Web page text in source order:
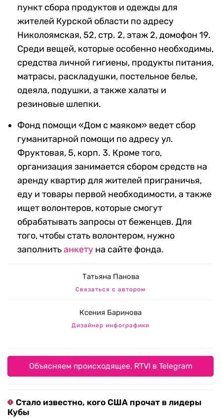
пункт сбора продуктов и одежды для
жителей Курской области по адресу
Николоямская, 52, стр. 2, этаж 2, домофон 19.
Среди вещей, которые особенно необходимы,
средства личной гигиены, продукты питания,
матрасы, раскладушки, постельное белье,
одеяла, подушки, а также халаты и
резиновые шлепки.
Фонд помощи «Дом с маяком» ведет сбор
гуманитарной помощи по адресу ул.
Фруктовая, 5, корп. 3. Кроме того,
организация занимается сбором средств на
аренду квартир для жителей приграничья,
еду и товары первой необходимости, а также
ищет волонтеров, которые смогут
обрабатывать запросы от беженцев. Для
того, чтобы стать волонтером, нужно
заполнитьанкету на сайте фонда.
Татьяна Панова
Связаться с автором
Ксения Баринова
Дизайнер инфографики
Объясняем происходящее. RTVI в Telegram
Стало известно, кого США прочат в лидеры
Кубы